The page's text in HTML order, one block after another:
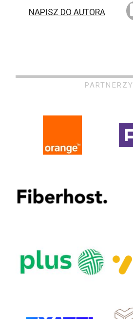
NAPISZ DO AUTORA
PARTNERZY